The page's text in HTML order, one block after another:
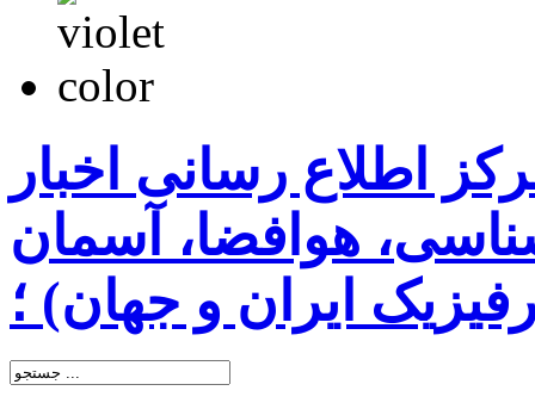
اطلاع رسانی اخبار
هوافضا، آسمان
ایران و جهان) ؛